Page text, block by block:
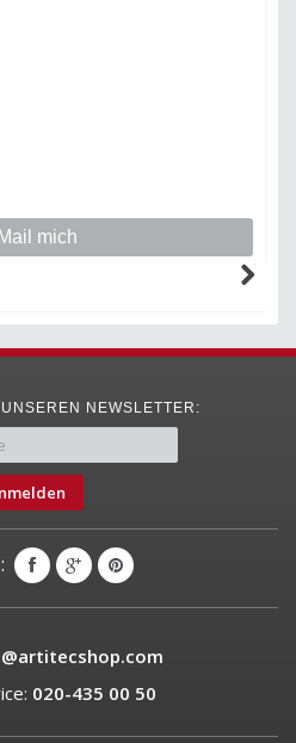
mich
NEWSLETTER:
020-435 00 50